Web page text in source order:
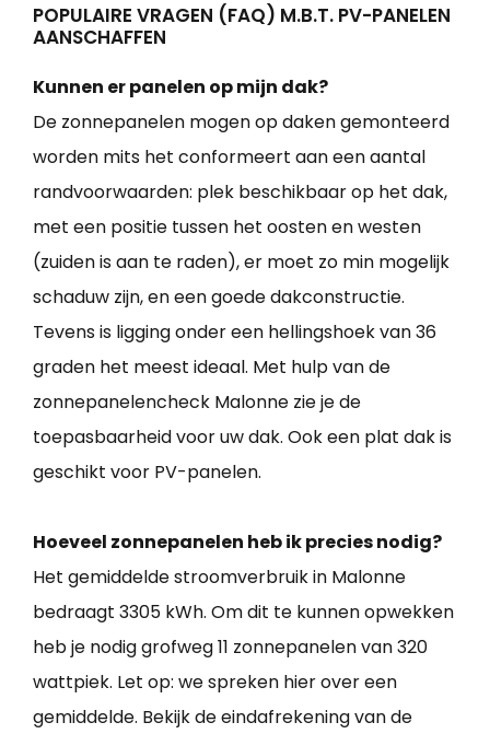
POPULAIRE VRAGEN (FAQ) M.B.T. PV-PANELEN
AANSCHAFFEN
Kunnen er panelen op mijn dak?
De zonnepanelen mogen op daken gemonteerd
worden mits het conformeert aan een aantal
randvoorwaarden: plek beschikbaar op het dak,
met een positie tussen het oosten en westen
(zuiden is aan te raden), er moet zo min mogelijk
schaduw zijn, en een goede dakconstructie.
Tevens is ligging onder een hellingshoek van 36
graden het meest ideaal. Met hulp van de
zonnepanelencheck Malonne zie je de
toepasbaarheid voor uw dak. Ook een plat dak is
geschikt voor PV-panelen.
Hoeveel zonnepanelen heb ik precies nodig?
Het gemiddelde stroomverbruik in Malonne
bedraagt 3305 kWh. Om dit te kunnen opwekken
heb je nodig grofweg 11 zonnepanelen van 320
wattpiek. Let op: we spreken hier over een
gemiddelde. Bekijk de eindafrekening van de